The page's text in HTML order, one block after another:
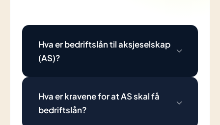
Hva er bedriftslån til aksjeselskap
(AS)?
Hva er kravene for at AS skal få
bedriftslån?